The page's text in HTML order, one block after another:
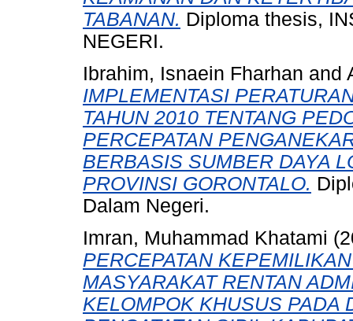
TABANAN. Diploma thesis,
NEGERI.
Ibrahim, Isnaein Fharhan and
IMPLEMENTASI
TAHUN 2010 TENTANG
PERCEPATAN
BERBASIS SUMBER DAYA
PROVINSI GORONTALO.
Dalam Negeri.
Imran, Muhammad Khatami
PERCEPATAN
MASYARAKAT RENTAN
KELOMPOK KHUSUS PADA